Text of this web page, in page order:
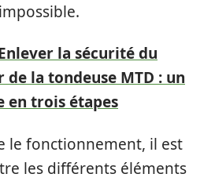
la sécurité du
la tondeuse MTD : un
en trois étapes
le fonctionnement, il est
les différents éléments